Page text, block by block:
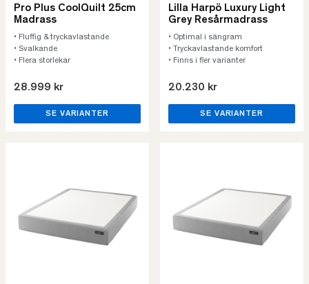
Pro Plus CoolQuilt 25cm
Madrass
• Fluffig & tryckavlastande
• Svalkande
• Flera storlekar
28.999 kr
SE VARIANTER
Lilla Harpö Luxury Light
Grey Resårmadrass
• Optimal i sängram
• Tryckavlastande komfort
• Finns i fler varianter
20.230 kr
SE VARIANTER